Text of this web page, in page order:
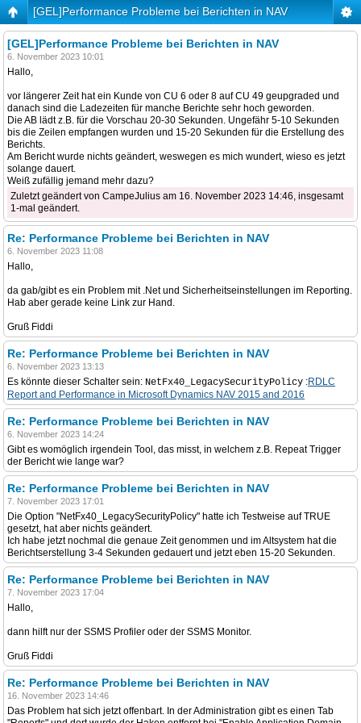
[GEL]Performance Probleme bei Berichten in NAV
[GEL]Performance Probleme bei Berichten in NAV
6. November 2023 10:01
Hallo,
vor längerer Zeit hat ein Kunde von CU 6 oder 8 auf CU 49 geupgraded und
danach sind die Ladezeiten für manche Berichte sehr hoch geworden.
Die AB lädt z.B. für die Vorschau 20-30 Sekunden. Ungefähr 5-10 Sekunden
bis die Zeilen empfangen wurden und 15-20 Sekunden für die Erstellung des
Berichts.
Am Bericht wurde nichts geändert, weswegen es mich wundert, wieso es jetzt
solange dauert.
Weiß zufällig jemand mehr dazu?
Zuletzt geändert von CampeJulius am 16. November 2023 14:46, insgesamt
1-mal geändert.
Re: Performance Probleme bei Berichten in NAV
6. November 2023 11:08
Hallo,
da gab/gibt es ein Problem mit .Net und Sicherheitseinstellungen im Reporting.
Hab aber gerade keine Link zur Hand.
Gruß Fiddi
Re: Performance Probleme bei Berichten in NAV
6. November 2023 13:13
Es könnte dieser Schalter sein: NetFx40_LegacySecurityPolicy :RDLC
Report and Performance in Microsoft Dynamics NAV 2015 and 2016
Re: Performance Probleme bei Berichten in NAV
6. November 2023 14:24
Gibt es womöglich irgendein Tool, das misst, in welchem z.B. Repeat Trigger
der Bericht wie lange war?
Re: Performance Probleme bei Berichten in NAV
7. November 2023 17:01
Die Option "NetFx40_LegacySecurityPolicy" hatte ich Testweise auf TRUE
gesetzt, hat aber nichts geändert.
Ich habe jetzt nochmal die genaue Zeit genommen und im Altsystem hat die
Berichtserstellung 3-4 Sekunden gedauert und jetzt eben 15-20 Sekunden.
Re: Performance Probleme bei Berichten in NAV
7. November 2023 17:04
Hallo,
dann hilft nur der SSMS Profiler oder der SSMS Monitor.
Gruß Fiddi
Re: Performance Probleme bei Berichten in NAV
16. November 2023 14:46
Das Problem hat sich jetzt offenbart. In der Administration gibt es einen Tab